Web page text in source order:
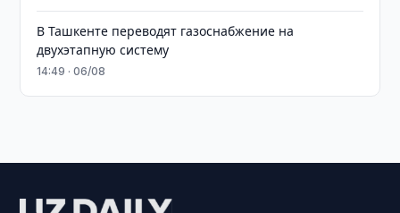
В Ташкенте переводят газоснабжение на
двухэтапную систему
14:49 · 06/08